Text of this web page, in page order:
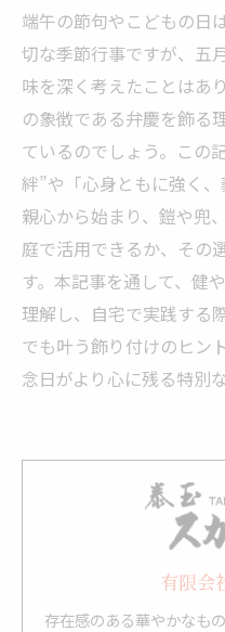
端午の節句やこどもの日
切な季節行事ですが、五
味を深く考えたことはあ
の象徴である弁慶を飾る
ているのでしょう。この
絆”や「心身ともに強く
親心から始まり、鎧や兜
庭で活用できるか、その
す。本記事を通して、健
理解し、自宅で実践する
でも叶う飾り付けのヒン
念日がより心に残る特別
有限会
存在感のある華やかなも